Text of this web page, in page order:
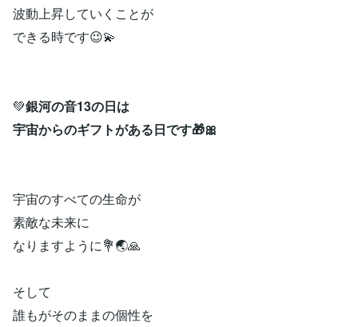
波動上昇していくことが
できる時です😉💫
💚銀河の音13の日は
宇宙からのギフトがある日です🎁🎀
宇宙のすべての生命が
素敵な未来に
なりますように💐🌏🙏
そして
誰もがそのままの個性を